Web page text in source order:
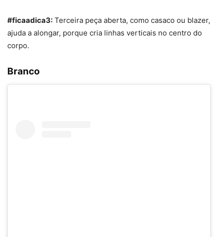
#ficaadica3: Terceira peça aberta, como casaco ou blazer,
ajuda a alongar, porque cria linhas verticais no centro do
corpo.
Branco